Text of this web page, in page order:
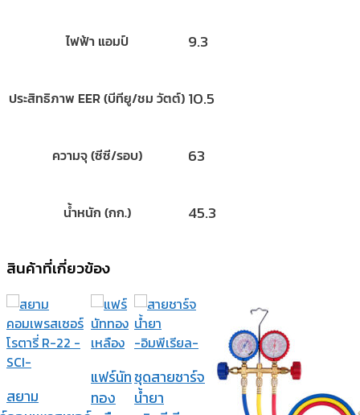
ไฟฟ้า แอมป์ 9.3
ประสิทธิภาพ EER (บีทียู/ชม วัตต์) 10.5
ความจุ (ซีซี/รอบ) 63
น้ำหนัก (กก.) 45.3
สินค้าที่เกี่ยวข้อง
สยาม
แฟร์นัท
ทอง
ชุดสายชาร์จ
น้ำยา